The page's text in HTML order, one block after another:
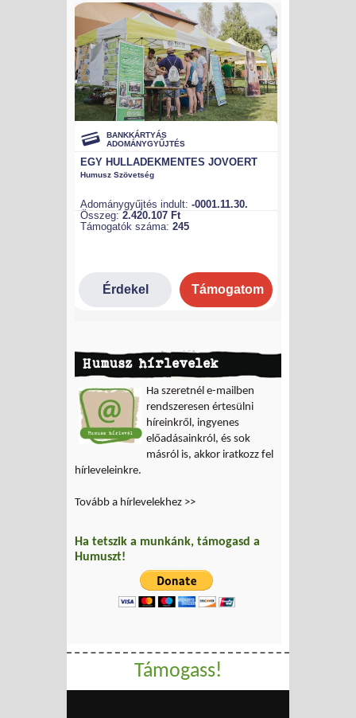
Humusz hírlevelek
Ha szeretnél e-mailben
rendszeresen értesülni
híreinkről, ingyenes
előadásainkról, és sok
másról is, akkor iratkozz fel
hírleveleinkre.
Tovább a hírlevelekhez >>
Ha tetszik a munkánk, támogasd a
Humuszt!
Támogass!